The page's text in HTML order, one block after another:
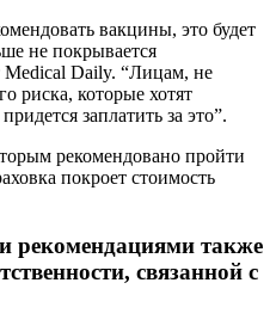
вакцины, это будет
не покрывается
Daily. “Лицам, не
риска, которые хотят
заплатить за это”.
рекомендовано пройти
покроет стоимость
рекомендациями также
связанной с